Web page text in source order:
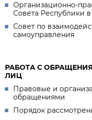
Организационно-
Совета Республики
Совет по
самоуправления
РАБОТА С
ЛИЦ
Правовые и
обращениями
Порядок